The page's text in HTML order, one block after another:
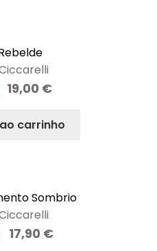
19,00 €
carrinho
Sombrio
17,90 €